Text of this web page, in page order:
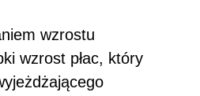
wzrostu
wzrost płac, który